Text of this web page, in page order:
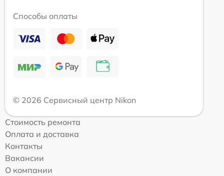
Способы оплаты
© 2026 Сервисный центр Nikon
Стоимость ремонта
Оплата и доставка
Контакты
Вакансии
О компании